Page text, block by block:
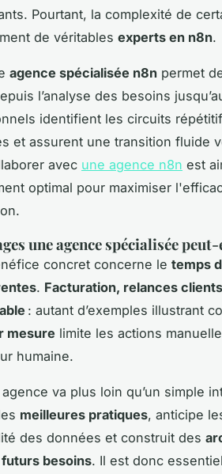
Pourtant, la complexité de
de véritables experts en n8n.
agence spécialisée n8n permet
l’analyse des besoins
identifient les circuits
et assurent une transition fluide
avec une agence n8n est
optimal pour maximiser
une agence spécialisée
concret concerne le temps
. Facturation, relances
: autant d’exemples illustrant
mesure limite les actions
humaine.
va plus loin qu’un simple
meilleures pratiques, anticipe
des données et construit des
futurs besoins. Il est donc